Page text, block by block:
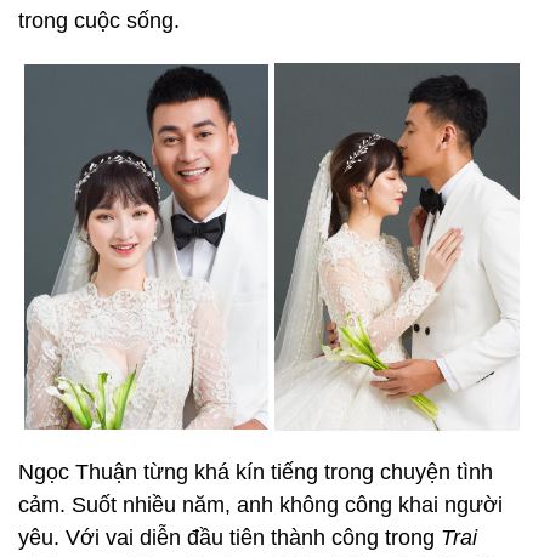
trong cuộc sống.
Ngọc Thuận từng khá kín tiếng trong chuyện tình
cảm. Suốt nhiều năm, anh không công khai người
yêu. Với vai diễn đầu tiên thành công trong Trai